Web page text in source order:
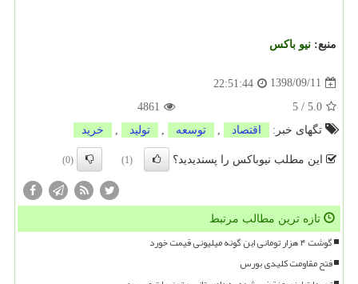
منبع: نیو باكس
1398/09/11
22:51:44
5.0
/
5
4861
تگهای خبر:
اقتصاد , توسعه , تولید , خرید
این مطلب نیوباکس را پسندیدید؟ (1)
(0)
تازه ترین مطالب مرتبط
گوشت ۴ هزار تومانی این گونه میلیونی قیمت خورد
فتح مقاومت کلیدی بورس